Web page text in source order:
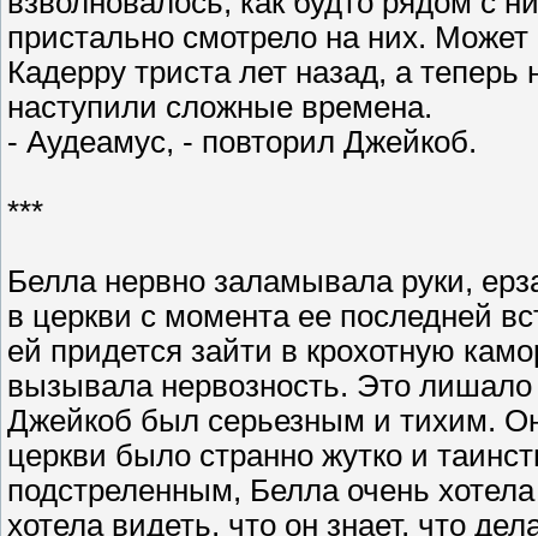
пристально смотрело на них.
Кадерру триста лет назад, а
наступили сложные времена.
- Аудеамус, - повторил Джейкоб.
***
Белла нервно заламывала руки,
в церкви с момента ее последней
ей придется зайти в крохотную
вызывала нервозность. Это
Джейкоб был серьезным и тихим.
церкви было странно жутко и
подстреленным, Белла очень
хотела видеть, что он знает, что